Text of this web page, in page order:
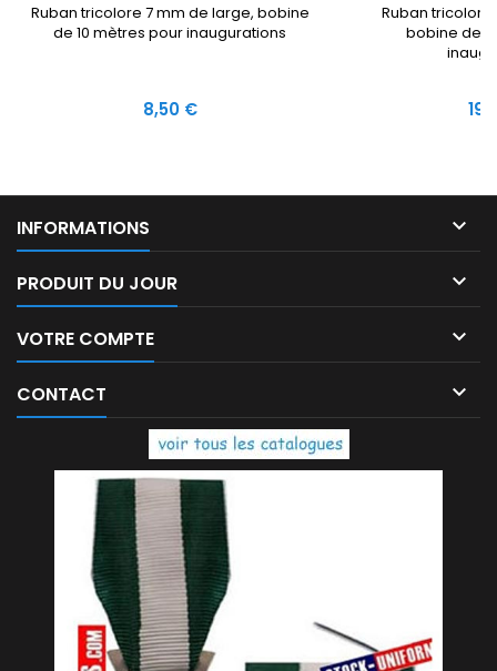
Ruban tricolore 7 mm de large, bobine
de 10 mètres pour inaugurations
Prix
8,50 €
Ruban
bobine de
Prix
INFORMATIONS 
PRODUIT DU JOUR 
VOTRE COMPTE 
CONTACT 